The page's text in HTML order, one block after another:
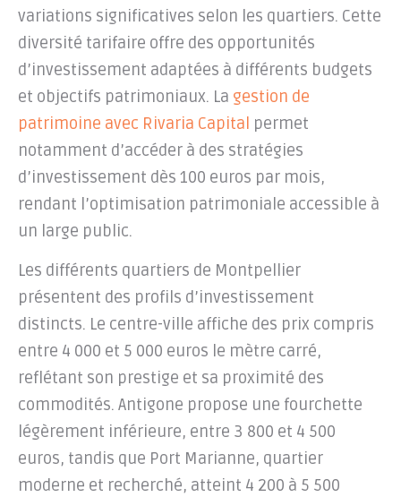
variations significatives selon les quartiers. Cette
diversité tarifaire offre des opportunités
d’investissement adaptées à différents budgets
et objectifs patrimoniaux. La gestion de
patrimoine avec Rivaria Capital permet
notamment d’accéder à des stratégies
d’investissement dès 100 euros par mois,
rendant l’optimisation patrimoniale accessible à
un large public.
Les différents quartiers de Montpellier
présentent des profils d’investissement
distincts. Le centre-ville affiche des prix compris
entre 4 000 et 5 000 euros le mètre carré,
reflétant son prestige et sa proximité des
commodités. Antigone propose une fourchette
légèrement inférieure, entre 3 800 et 4 500
euros, tandis que Port Marianne, quartier
moderne et recherché, atteint 4 200 à 5 500